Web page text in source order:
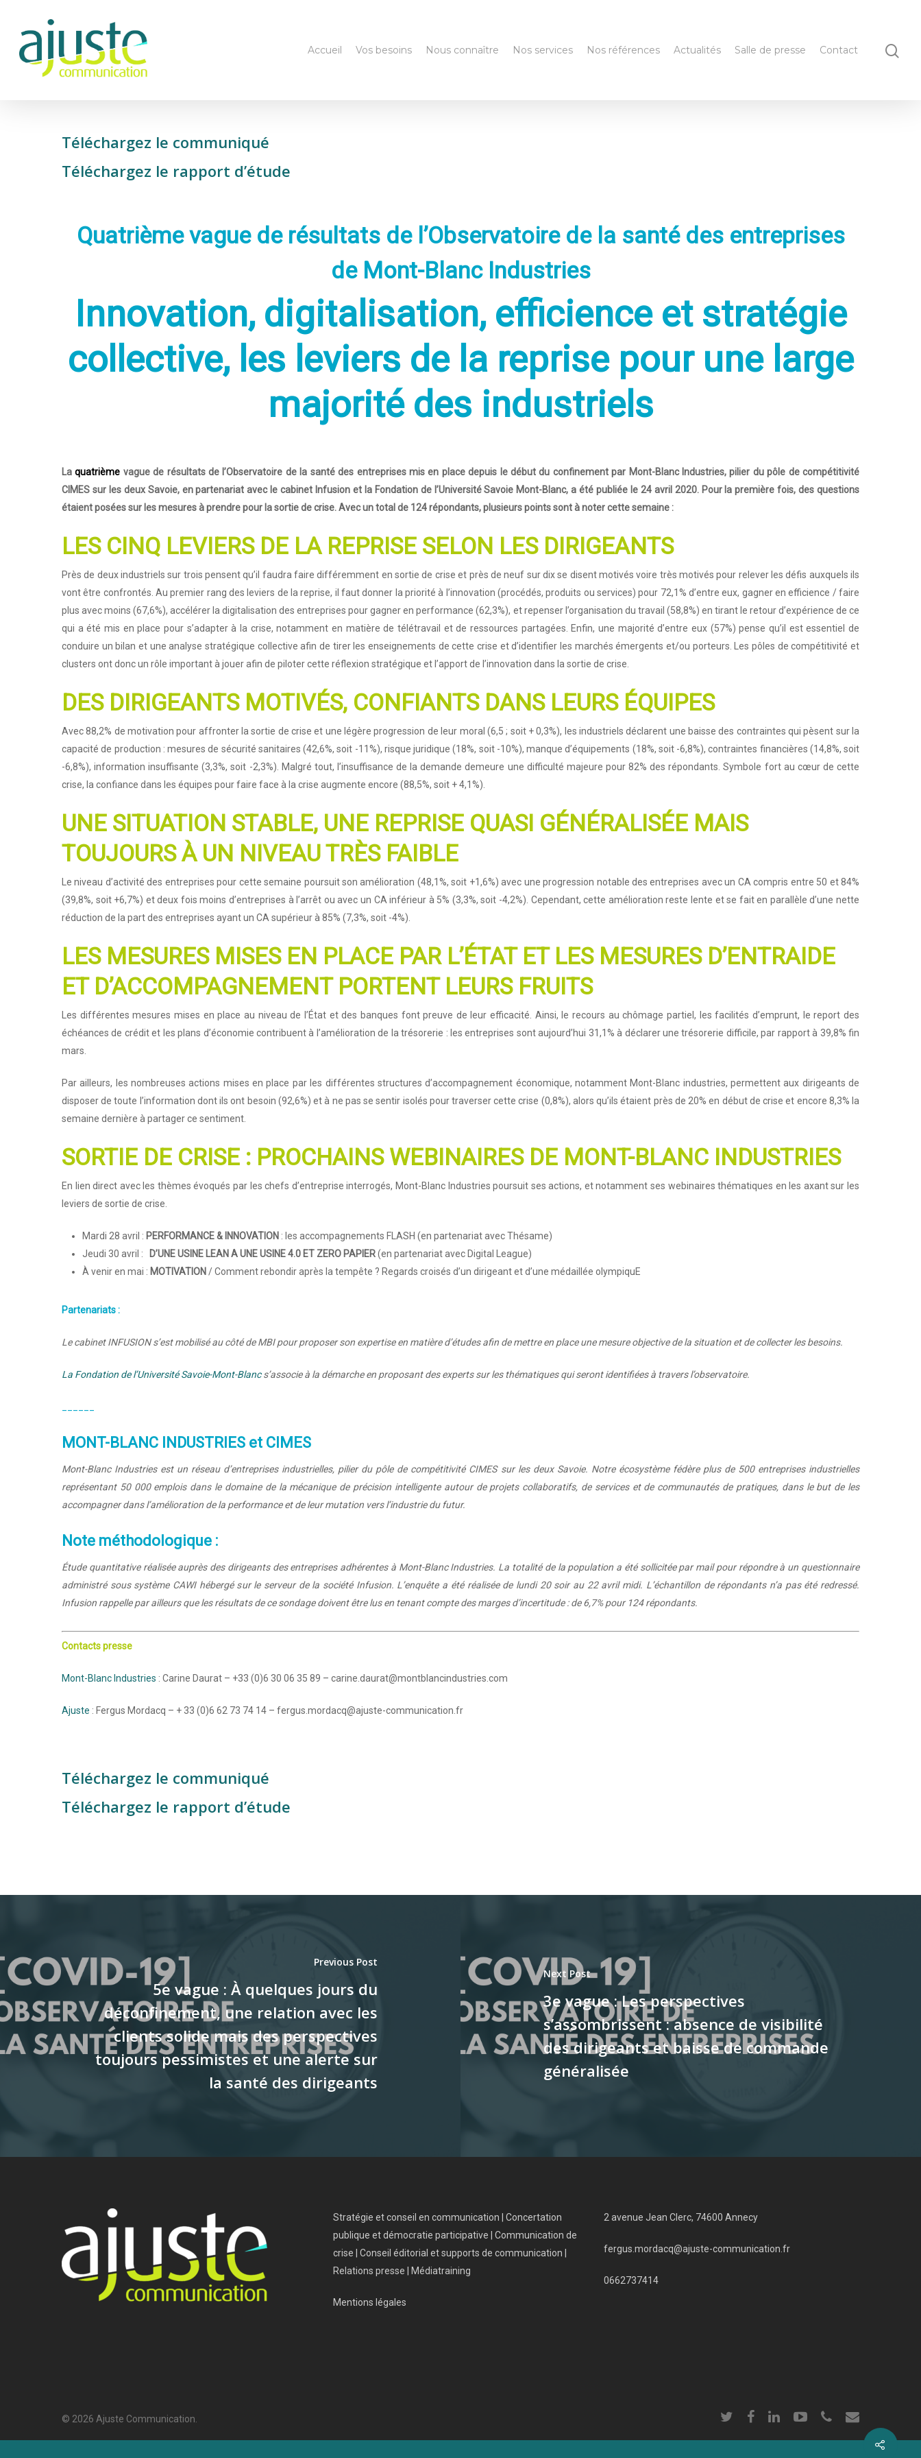
Accueil Vos besoins Nous connaître Nos services Nos références Actualités Salle de presse Contact
Téléchargez le communiqué
Téléchargez le rapport d’étude
Quatrième vague de résultats de l’Observatoire de la santé des entreprises
de Mont-Blanc Industries
Innovation, digitalisation, efficience et stratégie
collective, les leviers de la reprise pour une large
majorité des industriels
Laquatrième vague de résultats de l’Observatoire de la santé des entreprises mis en place depuis le début du confinement par Mont-Blanc Industries, pilier du pôle de compétitivité
CIMES sur les deux Savoie, en partenariat avec le cabinet Infusion et la Fondation de l’Université Savoie Mont-Blanc, a été publiée le 24 avril 2020. Pour la première fois, des questions
étaient posées sur les mesures à prendre pour la sortie de crise. Avec un total de 124 répondants, plusieurs points sont à noter cette semaine :
LES CINQ LEVIERS DE LA REPRISE SELON LES DIRIGEANTS
Près de deux industriels sur trois pensent qu’il faudra faire différemment en sortie de crise et près de neuf sur dix se disent motivés voire très motivés pour relever les défis auxquels ils
vont être confrontés. Au premier rang des leviers de la reprise, il faut donner la priorité à l’innovation (procédés, produits ou services) pour 72,1% d’entre eux, gagner en efficience / faire
plus avec moins (67,6%), accélérer la digitalisation des entreprises pour gagner en performance (62,3%), et repenser l’organisation du travail (58,8%) en tirant le retour d’expérience de ce
qui a été mis en place pour s’adapter à la crise, notamment en matière de télétravail et de ressources partagées. Enfin, une majorité d’entre eux (57%) pense qu’il est essentiel de
conduire un bilan et une analyse stratégique collective afin de tirer les enseignements de cette crise et d’identifier les marchés émergents et/ou porteurs. Les pôles de compétitivité et
clusters ont donc un rôle important à jouer afin de piloter cette réflexion stratégique et l’apport de l’innovation dans la sortie de crise.
DES DIRIGEANTS MOTIVÉS, CONFIANTS DANS LEURS ÉQUIPES
Avec 88,2% de motivation pour affronter la sortie de crise et une légère progression de leur moral (6,5 ; soit + 0,3%), les industriels déclarent une baisse des contraintes qui pèsent sur la
capacité de production : mesures de sécurité sanitaires (42,6%, soit -11%), risque juridique (18%, soit -10%), manque d’équipements (18%, soit -6,8%), contraintes financières (14,8%, soit
-6,8%), information insuffisante (3,3%, soit -2,3%). Malgré tout, l’insuffisance de la demande demeure une difficulté majeure pour 82% des répondants. Symbole fort au cœur de cette
crise, la confiance dans les équipes pour faire face à la crise augmente encore (88,5%, soit + 4,1%).
UNE SITUATION STABLE, UNE REPRISE QUASI GÉNÉRALISÉE MAIS
TOUJOURS À UN NIVEAU TRÈS FAIBLE
Le niveau d’activité des entreprises pour cette semaine poursuit son amélioration (48,1%, soit +1,6%) avec une progression notable des entreprises avec un CA compris entre 50 et 84%
(39,8%, soit +6,7%) et deux fois moins d’entreprises à l’arrêt ou avec un CA inférieur à 5% (3,3%, soit -4,2%). Cependant, cette amélioration reste lente et se fait en parallèle d’une nette
réduction de la part des entreprises ayant un CA supérieur à 85% (7,3%, soit -4%).
LES MESURES MISES EN PLACE PAR L’ÉTAT ET LES MESURES D’ENTRAIDE
ET D’ACCOMPAGNEMENT PORTENT LEURS FRUITS
Les différentes mesures mises en place au niveau de l’État et des banques font preuve de leur efficacité. Ainsi, le recours au chômage partiel, les facilités d’emprunt, le report des
échéances de crédit et les plans d’économie contribuent à l’amélioration de la trésorerie : les entreprises sont aujourd’hui 31,1% à déclarer une trésorerie difficile, par rapport à 39,8% fin
mars.
Par ailleurs, les nombreuses actions mises en place par les différentes structures d’accompagnement économique, notamment Mont-Blanc industries, permettent aux dirigeants de
disposer de toute l’information dont ils ont besoin (92,6%) et à ne pas se sentir isolés pour traverser cette crise (0,8%), alors qu’ils étaient près de 20% en début de crise et encore 8,3% la
semaine dernière à partager ce sentiment.
SORTIE DE CRISE : PROCHAINS WEBINAIRES DE MONT-BLANC INDUSTRIES
En lien direct avec les thèmes évoqués par les chefs d’entreprise interrogés, Mont-Blanc Industries poursuit ses actions, et notamment ses webinaires thématiques en les axant sur les
leviers de sortie de crise.
Mardi 28 avril : PERFORMANCE & INNOVATION : les accompagnements FLASH (en partenariat avec Thésame)
Jeudi 30 avril :
D’UNE USINE LEAN A UNE USINE 4.0 ET ZERO PAPIER(en partenariat avec Digital League)
À venir en mai : MOTIVATION / Comment rebondir après la tempête ? Regards croisés d’un dirigeant et d’une médaillée olympiquE
Partenariats :
Le cabinet INFUSION s’est mobilisé au côté de MBI pour proposer son expertise en matière d’études afin de mettre en place une mesure objective de la situation et de collecter les besoins.
La Fondation de l’Université Savoie-Mont-Blancs’associe à la démarche en proposant des experts sur les thématiques qui seront identifiées à travers l’observatoire.
MONT-BLANC INDUSTRIES et CIMES
Mont-Blanc Industries est un réseau d’entreprises industrielles, pilier du pôle de compétitivité CIMES sur les deux Savoie. Notre écosystème fédère plus de 500 entreprises industrielles
représentant 50 000 emplois dans le domaine de la mécanique de précision intelligente autour de projets collaboratifs, de services et de communautés de pratiques, dans le but de les
accompagner dans l’amélioration de la performance et de leur mutation vers l’industrie du futur.
Note méthodologique :
Étude quantitative réalisée auprès des dirigeants des entreprises adhérentes à Mont-Blanc Industries. La totalité de la population a été sollicitée par mail pour répondre à un questionnaire
administré sous système CAWI hébergé sur le serveur de la société Infusion. L’enquête a été réalisée de lundi 20 soir au 22 avril midi. L’échantillon de répondants n’a pas été redressé.
Infusion rappelle par ailleurs que les résultats de ce sondage doivent être lus en tenant compte des marges d’incertitude : de 6,7% pour 124 répondants.
Contacts presse
Mont-Blanc Industries : Carine Daurat – +33 (0)6 30 06 35 89 – carine.daurat@montblancindustries.com
Ajuste : Fergus Mordacq – + 33 (0)6 62 73 74 14 – fergus.mordacq@ajuste-communication.fr
Téléchargez le communiqué
Téléchargez le rapport d’étude
Previous Post
5e vague : À quelques jours du
déconfinement, une relation avec les
clients solide mais des perspectives
toujours pessimistes et une alerte sur
la santé des dirigeants
Next Post
3e vague : Les perspectives
s’assombrissent : absence de visibilité
des dirigeants et baisse de commande
généralisée
Stratégie et conseil en communication | Concertation
publique et démocratie participative | Communication de
crise | Conseil éditorial et supports de communication |
Relations presse | Médiatraining
Mentions légales
2 avenue Jean Clerc, 74600 Annecy
fergus.mordacq@ajuste-communication.fr
0662737414
© 2026 Ajuste Communication.